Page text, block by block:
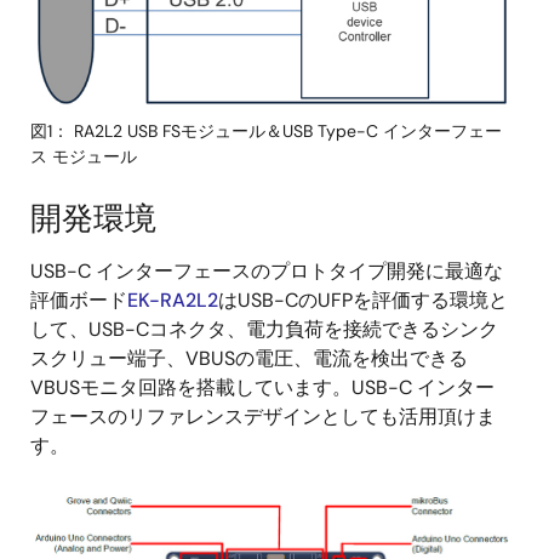
図1： RA2L2 USB FSモジュール＆USB Type-C インターフェー
ス モジュール
開発環境
USB-C インターフェースのプロトタイプ開発に最適な
評価ボードEK-RA2L2はUSB-CのUFPを評価する環境と
して、USB-Cコネクタ、電力負荷を接続できるシンク
スクリュー端子、VBUSの電圧、電流を検出できる
VBUSモニタ回路を搭載しています。USB-C インター
フェースのリファレンスデザインとしても活用頂けま
す。
像